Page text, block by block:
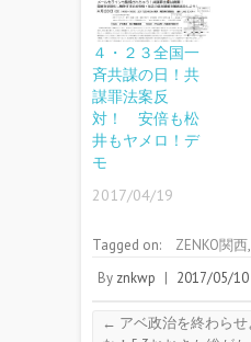
４・２３全国一
斉共謀の日！共
謀罪法案反
対！ 安倍も松
井もヤメロ！デ
モ
2017/04/19
Tagged on: ZENKO関西,
By znkwp | 2017/05/10
← アベ政治を終わら